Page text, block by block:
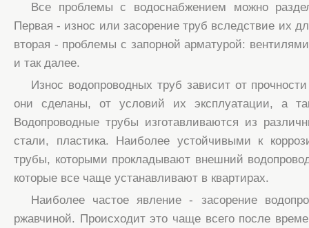
Все проблемы с водоснабжением можно
Первая - износ или засорение труб вследствие их
вторая - проблемы с запорной арматурой:
и так далее.
Износ водопроводных труб зависит от
они сделаны, от условий их эксплуатации, а
Водопроводные трубы изготавливаются из
стали, пластика. Наиболее устойчивыми к
трубы, которыми прокладывают внешний
которые все чаще устанавливают в квартирах.
Наиболее частое явление - засорение
ржавчиной. Происходит это чаще всего после